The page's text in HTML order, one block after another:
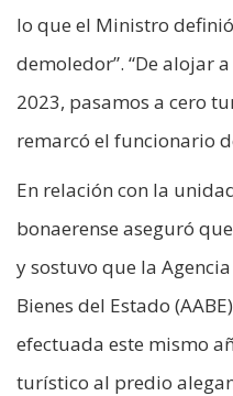
lo que el Ministro
demoledor”. “De alojar
2023, pasamos a cero
remarcó el funcionario
En relación con la
bonaerense aseguró
y sostuvo que la
Bienes del Estado
efectuada este mismo
turístico al predio